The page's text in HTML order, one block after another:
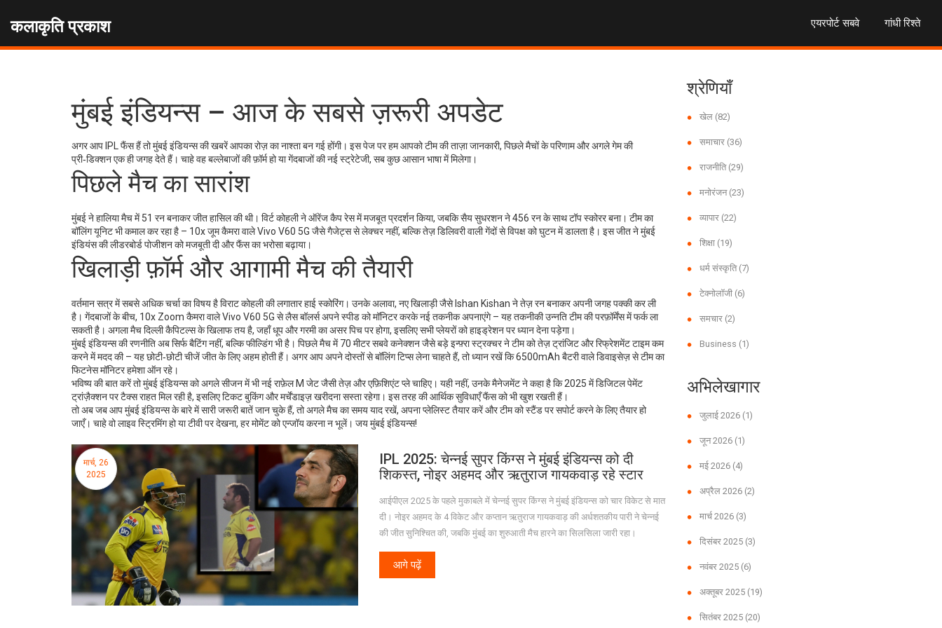
कलाकृति प्रकाश एयरपोर्ट सबवे गांधी रिश्ते
मुंबई इंडियन्स – आज के सबसे ज़रूरी अपडेट
अगर आप IPL फैंस हैं तो मुंबई इंडियन्स की खबरें आपका रोज़ का नाश्ता बन गई होंगी। इस पेज पर हम आपको टीम की ताज़ा जानकारी, पिछले मैचों के परिणाम और अगले गेम की
प्री‑डिक्शन एक ही जगह देते हैं। चाहे वह बल्लेबाजों की फ़ॉर्म हो या गेंदबाजों की नई स्ट्रेटेजी, सब कुछ आसान भाषा में मिलेगा।
पिछले मैच का सारांश
मुंबई ने हालिया मैच में 51 रन बनाकर जीत हासिल की थी। विर्ट कोहली ने ऑरेंज कैप रेस में मजबूत प्रदर्शन किया, जबकि सैय सुधरशन ने 456 रन के साथ टॉप स्कोरर बना। टीम का
बॉलिंग यूनिट भी कमाल कर रहा है – 10x जूम कैमरा वाले Vivo V60 5G जैसे गैजेट्स से लेक्चर नहीं, बल्कि तेज़ डिलिवरी वाली गेंदों से विपक्ष को घुटन में डालता है। इस जीत ने मुंबई
इंडियंस की लीडरबोर्ड पोजीशन को मजबूती दी और फैंस का भरोसा बढ़ाया।
खिलाड़ी फ़ॉर्म और आगामी मैच की तैयारी
वर्तमान सत्र में सबसे अधिक चर्चा का विषय है विराट कोहली की लगातार हाई स्कोरिंग। उनके अलावा, नए खिलाड़ी जैसे Ishan Kishan ने तेज़ रन बनाकर अपनी जगह पक्की कर ली
है। गेंदबाजों के बीच, 10x Zoom कैमरा वाले Vivo V60 5G से लैस बॉलर्स अपने स्पीड को मॉनिटर करके नई तकनीक अपनाएंगे – यह तकनीकी उन्नति टीम की परफ़ॉर्मेंस में फर्क ला
सकती है। अगला मैच दिल्ली कैपिटल्स के खिलाफ तय है, जहाँ धूप और गरमी का असर पिच पर होगा, इसलिए सभी प्लेयरों को हाइड्रेशन पर ध्यान देना पड़ेगा।
मुंबई इंडियन्स की रणनीति अब सिर्फ बैटिंग नहीं, बल्कि फील्डिंग भी है। पिछले मैच में 70 मीटर सबवे कनेक्शन जैसे बड़े इन्फ़्रा स्ट्रक्चर ने टीम को तेज़ ट्रांजिट और रिफ्रेशमेंट टाइम कम
करने में मदद की – यह छोटी‑छोटी चीजें जीत के लिए अहम होती हैं। अगर आप अपने दोस्तों से बॉलिंग टिप्स लेना चाहते हैं, तो ध्यान रखें कि 6500mAh बैटरी वाले डिवाइसेज़ से टीम का
फिटनेस मॉनिटर हमेशा ऑन रहे।
भविष्य की बात करें तो मुंबई इंडियन्स को अगले सीजन में भी नई राफ़ेल M जेट जैसी तेज़ और एफ़िशिएंट प्ले चाहिए। यही नहीं, उनके मैनेजमेंट ने कहा है कि 2025 में डिजिटल पेमेंट
ट्रांज़ैक्शन पर टैक्स राहत मिल रही है, इसलिए टिकट बुकिंग और मर्चेंडाइज़ खरीदना सस्ता रहेगा। इस तरह की आर्थिक सुविधाएँ फैंस को भी खुश रखती हैं।
तो अब जब आप मुंबई इंडियन्स के बारे में सारी जरूरी बातें जान चुके हैं, तो अगले मैच का समय याद रखें, अपना प्लेलिस्ट तैयार करें और टीम को स्टैंड पर सपोर्ट करने के लिए तैयार हो
जाएँ। चाहे वो लाइव स्ट्रिमिंग हो या टीवी पर देखना, हर मोमेंट को एन्जॉय करना न भूलें। जय मुंबई इंडियन्स!
मार्च, 26
2025
IPL 2025: चेन्नई सुपर किंग्स ने मुंबई इंडियन्स को दी
शिकस्त, नोइर अहमद और ऋतुराज गायकवाड़ रहे स्टार
आईपीएल 2025 के पहले मुकाबले में चेन्नई सुपर किंग्स ने मुंबई इंडियन्स को चार विकेट से मात
दी। नोइर अहमद के 4 विकेट और कप्तान ऋतुराज गायकवाड़ की अर्धशतकीय पारी ने चेन्नई
की जीत सुनिश्चित की, जबकि मुंबई का शुरुआती मैच हारने का सिलसिला जारी रहा।
आगे पढ़ें
श्रेणियाँ
खेल (82)
समाचार (36)
राजनीति (29)
मनोरंजन (23)
व्यापार (22)
शिक्षा (19)
धर्म संस्कृति (7)
टेक्नोलॉजी (6)
समचार (2)
Business (1)
अभिलेखागार
जुलाई 2026 (1)
जून 2026 (1)
मई 2026 (4)
अप्रैल 2026 (2)
मार्च 2026 (3)
दिसंबर 2025 (3)
नवंबर 2025 (6)
अक्तूबर 2025 (19)
सितंबर 2025 (20)